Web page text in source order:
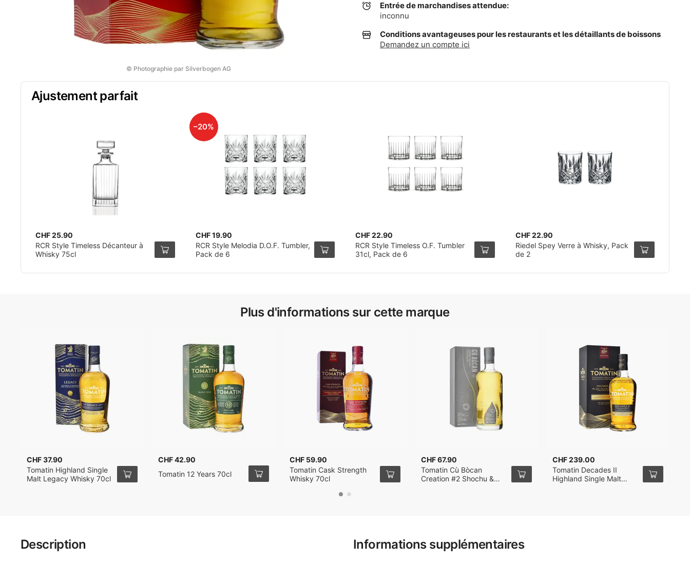
© Photographie par Silverbogen AG
Entrée de marchandises attendue:
inconnu
Conditions avantageuses pour les restaurants et les détaillants de boissons
Demandez un compte ici
Ajustement parfait
CHF 25.90
RCR Style Timeless Décanteur à
Whisky 75cl
–20%
CHF 19.90
RCR Style Melodia D.O.F. Tumbler,
Pack de 6
CHF 22.90
RCR Style Timeless O.F. Tumbler
31cl, Pack de 6
CHF 22.90
Riedel Spey Verre à Whisky, Pack
de 2
Description Informations supplémentaires
Plus d'informations sur cette marque
CHF 37.90
Tomatin Highland Single
Malt Legacy Whisky 70cl
CHF 42.90
Tomatin 12 Years 70cl
CHF 59.90
Tomatin Cask Strength
Whisky 70cl
CHF 67.90
Tomatin Cù Bòcan
Creation #2 Shochu &
CHF 239.00
Tomatin Decades II
Highland Single Malt